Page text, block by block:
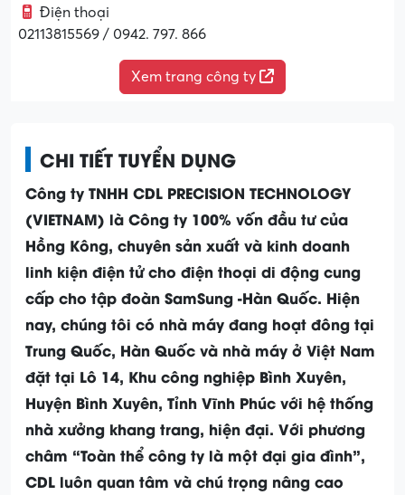
Điện thoại
02113815569 / 0942. 797. 866
Xem trang công ty
CHI TIẾT TUYỂN DỤNG
Công ty TNHH CDL PRECISION TECHNOLOGY
(VIETNAM) là Công ty 100% vốn đầu tư của
Hồng Kông, chuyên sản xuất và kinh doanh
linh kiện điện tử cho điện thoại di động cung
cấp cho tập đoàn SamSung -Hàn Quốc. Hiện
nay, chúng tôi có nhà máy đang hoạt đông tại
Trung Quốc, Hàn Quốc và nhà máy ở Việt Nam
đặt tại Lô 14, Khu công nghiệp Bình Xuyên,
Huyện Bình Xuyên, Tỉnh Vĩnh Phúc với hệ thống
nhà xưởng khang trang, hiện đại. Với phương
châm “Toàn thể công ty là một đại gia đình”,
CDL luôn quan tâm và chú trọng nâng cao